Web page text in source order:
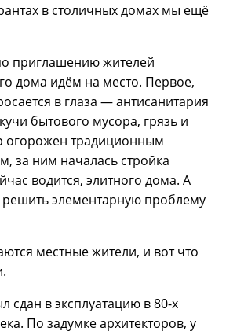
в столичных домах мы ещё
приглашению жителей
дома идём на место. Первое,
в глаза — антисанитария
бытового мусора, грязь и
огорожен традиционным
за ним началась стройка
водится, элитного дома. А
решить элементарную проблему
местные жители, и вот что
в эксплуатацию в 80-х
По задумке архитекторов, у